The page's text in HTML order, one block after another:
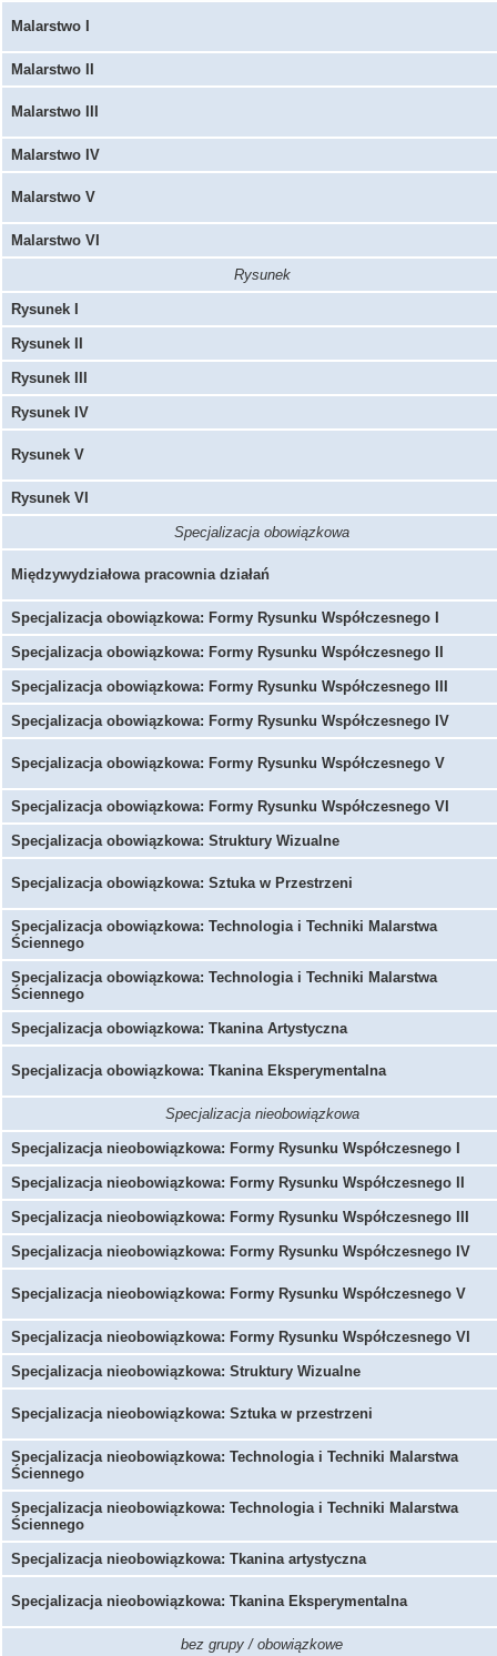
Malarstwo I
Malarstwo II
Malarstwo III
Malarstwo IV
Malarstwo V
Malarstwo VI
Rysunek
Rysunek I
Rysunek II
Rysunek III
Rysunek IV
Rysunek V
Rysunek VI
Specjalizacja obowiązkowa
Międzywydziałowa pracownia działań
Specjalizacja obowiązkowa: Formy Rysunku Współczesnego I
Specjalizacja obowiązkowa: Formy Rysunku Współczesnego II
Specjalizacja obowiązkowa: Formy Rysunku Współczesnego III
Specjalizacja obowiązkowa: Formy Rysunku Współczesnego IV
Specjalizacja obowiązkowa: Formy Rysunku Współczesnego V
Specjalizacja obowiązkowa: Formy Rysunku Współczesnego VI
Specjalizacja obowiązkowa: Struktury Wizualne
Specjalizacja obowiązkowa: Sztuka w Przestrzeni
Specjalizacja obowiązkowa: Technologia i Techniki Malarstwa
Ściennego
Specjalizacja obowiązkowa: Technologia i Techniki Malarstwa
Ściennego
Specjalizacja obowiązkowa: Tkanina Artystyczna
Specjalizacja obowiązkowa: Tkanina Eksperymentalna
Specjalizacja nieobowiązkowa
Specjalizacja nieobowiązkowa: Formy Rysunku Współczesnego I
Specjalizacja nieobowiązkowa: Formy Rysunku Współczesnego II
Specjalizacja nieobowiązkowa: Formy Rysunku Współczesnego III
Specjalizacja nieobowiązkowa: Formy Rysunku Współczesnego IV
Specjalizacja nieobowiązkowa: Formy Rysunku Współczesnego V
Specjalizacja nieobowiązkowa: Formy Rysunku Współczesnego VI
Specjalizacja nieobowiązkowa: Struktury Wizualne
Specjalizacja nieobowiązkowa: Sztuka w przestrzeni
Specjalizacja nieobowiązkowa: Technologia i Techniki Malarstwa
Ściennego
Specjalizacja nieobowiązkowa: Technologia i Techniki Malarstwa
Ściennego
Specjalizacja nieobowiązkowa: Tkanina artystyczna
Specjalizacja nieobowiązkowa: Tkanina Eksperymentalna
bez grupy / obowiązkowe